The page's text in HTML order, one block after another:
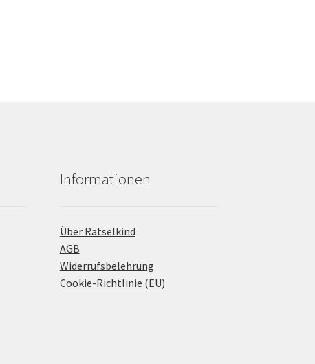
Informationen
Über Rätselkind
AGB
Widerrufsbelehrung
Cookie-Richtlinie (EU)